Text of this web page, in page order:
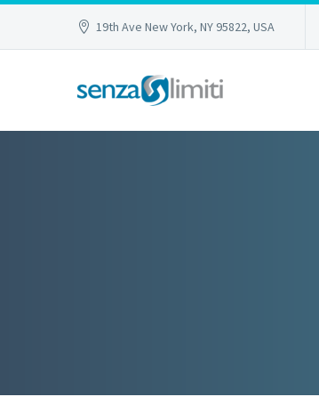
19th Ave New York, NY 95822, USA